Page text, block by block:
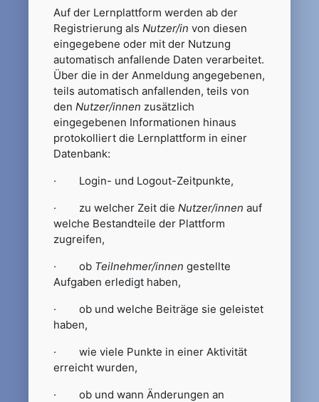
Auf der Lernplattform werden ab der
Registrierung als Nutzer/in von diesen
eingegebene oder mit der Nutzung
automatisch anfallende Daten verarbeitet.
Über die in der Anmeldung angegebenen,
teils automatisch anfallenden, teils von
den Nutzer/innen zusätzlich
eingegebenen Informationen hinaus
protokolliert die Lernplattform in einer
Datenbank:
· Login- und Logout-Zeitpunkte,
· zu welcher Zeit die Nutzer/innen auf
welche Bestandteile der Plattform
zugreifen,
· ob Teilnehmer/innen gestellte
Aufgaben erledigt haben,
· ob und welche Beiträge sie geleistet
haben,
· wie viele Punkte in einer Aktivität
erreicht wurden,
· ob und wann Änderungen an